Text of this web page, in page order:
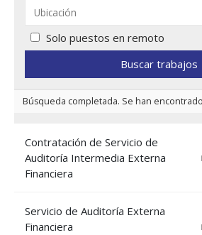
Solo puestos en remoto
Búsqueda completada. Se han
Contratación de Servicio de
Auditoría Intermedia Externa
Financiera
Servicio de Auditoría Externa
Financiera